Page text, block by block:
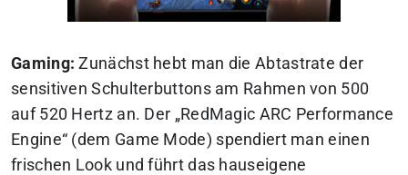
Gaming: Zunächst hebt man die Abtastrate der
sensitiven Schulterbuttons am Rahmen von 500
auf 520 Hertz an. Der „RedMagic ARC Performance
Engine“ (dem Game Mode) spendiert man einen
frischen Look und führt das hauseigene